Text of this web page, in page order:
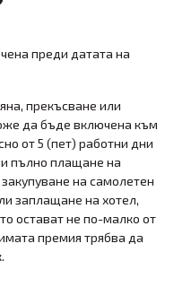
преди датата на
прекъсване или
да бъде включена към
от 5 (пет) работни дни
пълно плащане на
на самолетен
заплащане на хотел,
остават не по-малко от
премия трябва да